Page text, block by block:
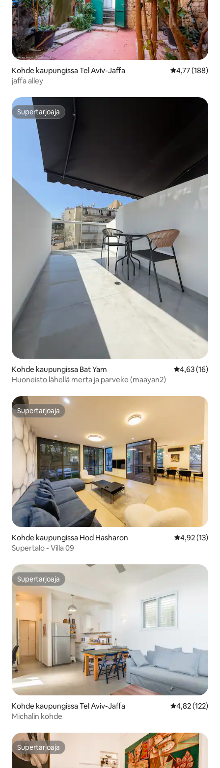
Kohde kaupungissa Tel Aviv-Jaffa
4,77 (188)
jaffa alley
Supertarjoaja
Supertarjoaja
Kohde kaupungissa Bat Yam
4,63 (16)
Huoneisto lähellä merta ja parveke (maayan2)
Supertarjoaja
Supertarjoaja
Kohde kaupungissa Hod Hasharon
4,92 (13)
Supertalo - Villa 09
Supertarjoaja
Supertarjoaja
Kohde kaupungissa Tel Aviv-Jaffa
4,82 (122)
Michalin kohde
Supertarjoaja
Supertarjoaja